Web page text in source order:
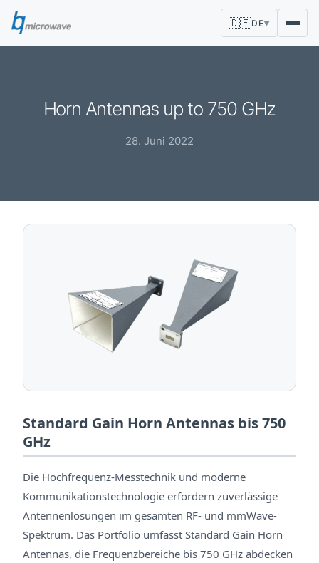
🇩🇪DE▼
Horn Antennas up to 750 GHz
28. Juni 2022
Standard Gain Horn Antennas bis 750
GHz
Die Hochfrequenz-Messtechnik und moderne
Kommunikationstechnologie erfordern zuverlässige
Antennenlösungen im gesamten RF- und mmWave-
Spektrum. Das Portfolio umfasst Standard Gain Horn
Antennas, die Frequenzbereiche bis 750 GHz abdecken